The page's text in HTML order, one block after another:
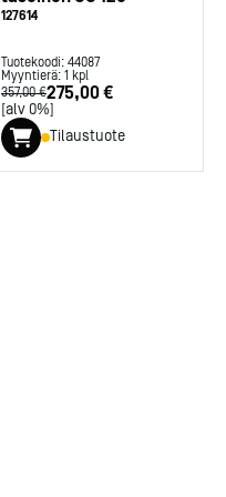
127614
Tuotekoodi: 44087
Myyntierä: 1 kpl
357,00 €275,00 €
[alv 0%]
Tilaustuote